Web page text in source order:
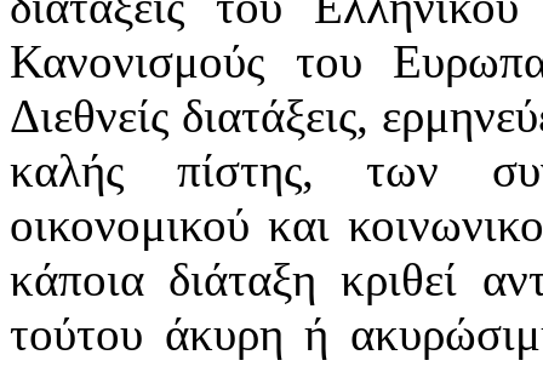
Κανονισμούς του
Διεθνείς διατάξεις,
καλής πίστης, των
οικονομικού και
κάποια διάταξη κριθεί
τούτου άκυρη ή